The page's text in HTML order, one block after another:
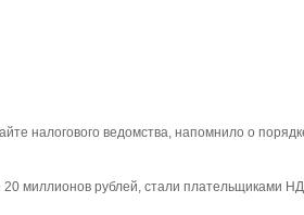
налогового ведомства, напомнило о
миллионов рублей, стали плательщиками